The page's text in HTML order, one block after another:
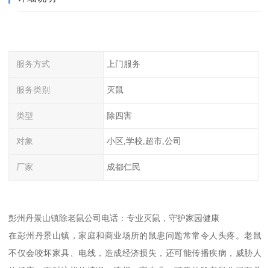
服务方式 上门服务
服务类别 灭鼠
类型 除四害
对象 小区,学校,超市,公司
厂家 成都仁民
彭州丹景山镇除老鼠公司电话：专业灭鼠，守护家园健康
在彭州丹景山镇，家庭和商业场所的鼠患问题常常令人头疼。老鼠
不仅会咬坏家具、电线，造成经济损失，还可能传播疾病，威胁人